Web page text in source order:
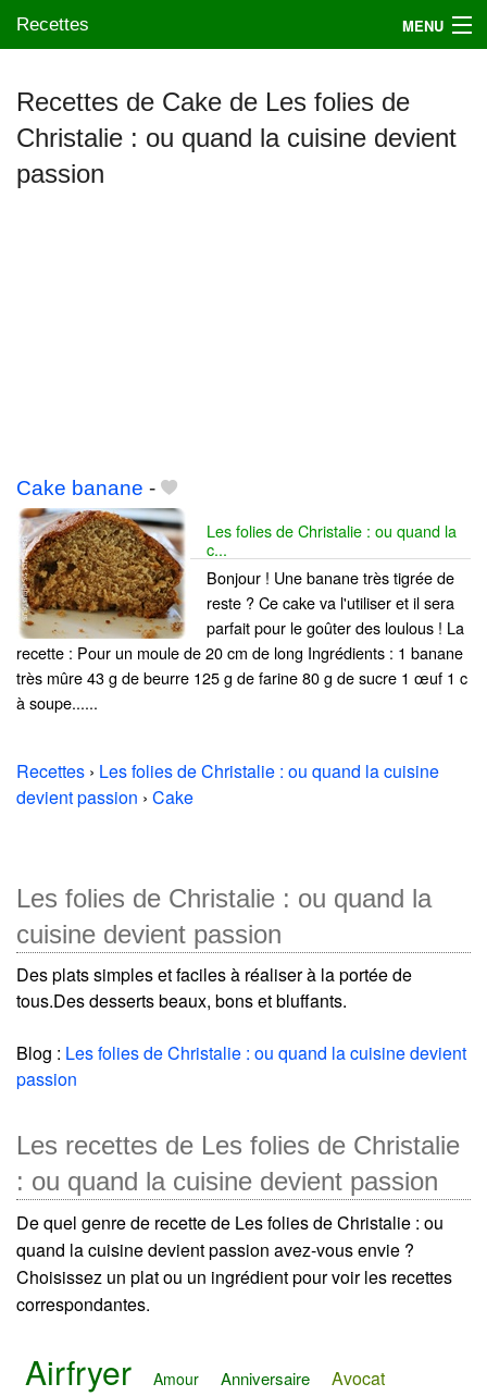
Recettes MENU
Mes blogs préférés
Recettes de Cake de Les folies de
Christalie : ou quand la cuisine devient
passion
Cake banane -
Les folies de Christalie : ou quand la
c...
Bonjour ! Une banane très tigrée de
reste ? Ce cake va l'utiliser et il sera
parfait pour le goûter des loulous ! La
recette : Pour un moule de 20 cm de long Ingrédients : 1 banane
très mûre 43 g de beurre 125 g de farine 80 g de sucre 1 œuf 1 c
à soupe......
Recettes › Les folies de Christalie : ou quand la cuisine
devient passion › Cake
Les folies de Christalie : ou quand la
cuisine devient passion
Des plats simples et faciles à réaliser à la portée de
tous.Des desserts beaux, bons et bluffants.
Blog : Les folies de Christalie : ou quand la cuisine devient
passion
Les recettes de Les folies de Christalie
: ou quand la cuisine devient passion
De quel genre de recette de Les folies de Christalie : ou
quand la cuisine devient passion avez-vous envie ?
Choisissez un plat ou un ingrédient pour voir les recettes
correspondantes.
Airfryer Amour Anniversaire
Avocat